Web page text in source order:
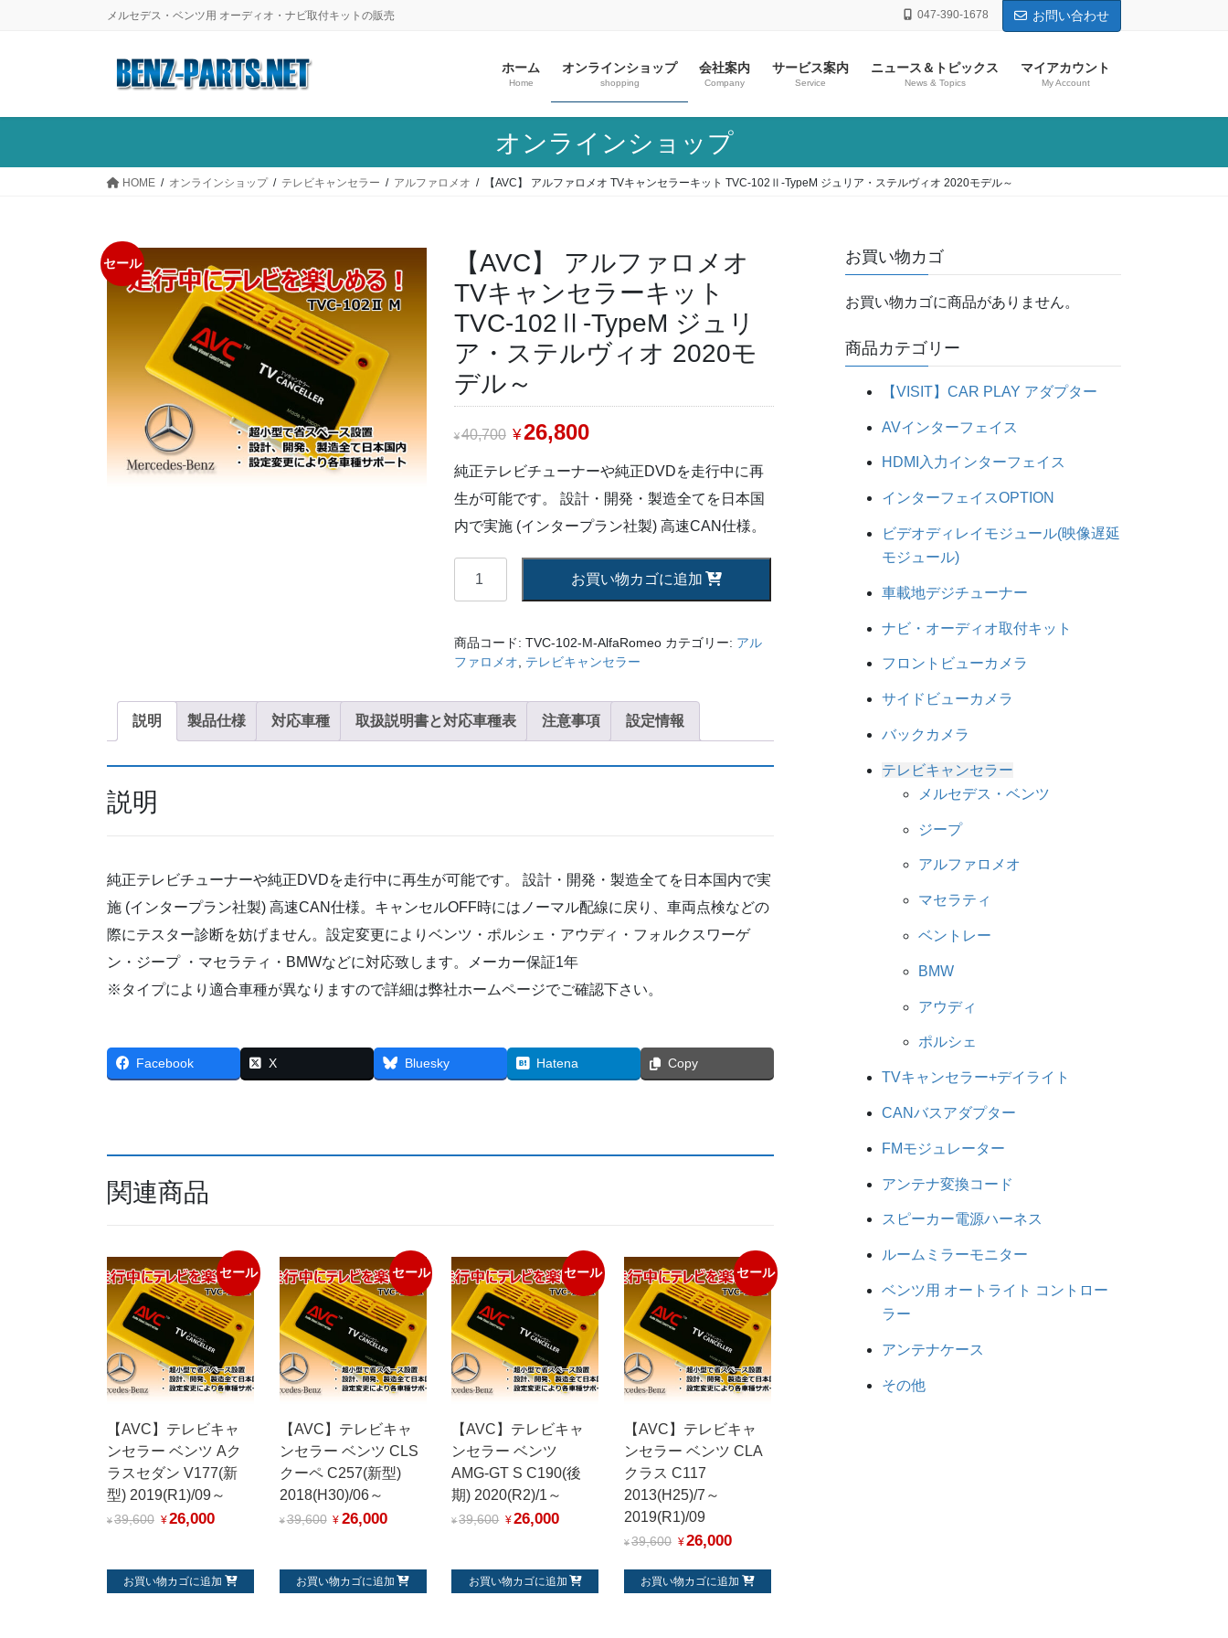
に
ョ
メルセデス・ベンツ用 オーディオ・ナビ取付キットの販売 047-390-1678 お問い合わせ
ホーム
Home
オンラインショップ
shopping
会社案内
Company
サービス案内
Service
ニュース＆トピックス
News & Topics
マイアカウント
My Account
オンラインショップ
HOME オンラインショップ テレビキャンセラー アルファロメオ 【AVC】 アルファロメオ TVキャンセラーキット TVC-102Ⅱ-TypeM ジュリア・ステルヴィオ 2020モデル～
セール
【AVC】 アルファロメオ
TVキャンセラーキット
TVC-102Ⅱ-TypeM ジュリ
ア・ステルヴィオ 2020モ
デル～
¥40,700 ¥26,800
純正テレビチューナーや純正DVDを走行中に再
生が可能です。 設計・開発・製造全てを日本国
内で実施 (インタープラン社製) 高速CAN仕様。
フ
ァ
メ
オ
TV
キ
ー
ト
TVC-
102Ⅱ-
ュ
ル
モ
ル
～
個
お買い物カゴに追加
商品コード: TVC-102-M-AlfaRomeo カテゴリー: アル
ファロメオ
テレビキャンセラー
説明 製品仕様 対応車種 取扱説明書と対応車種表 注意事項 設定情報
説明
純正テレビチューナーや純正DVDを走行中に再生が可能です。 設計・開発・製造全てを日本国内で実
施 (インタープラン社製) 高速CAN仕様。キャンセルOFF時にはノーマル配線に戻り、車両点検などの
際にテスター診断を妨げません。設定変更によりベンツ・ポルシェ・アウディ・フォルクスワーゲ
ン・ジープ ・マセラティ・BMWなどに対応致します。メーカー保証1年
※タイプにより適合車種が異なりますので詳細は弊社ホームページでご確認下さい。
Facebook X Bluesky Hatena Copy
関連商品
セール
【AVC】テレビキャ
ンセラー ベンツ Aク
ラスセダン V177(新
型) 2019(R1)/09～
¥39,600 ¥26,000
お買い物カゴに追加
セール
【AVC】テレビキャ
ンセラー ベンツ CLS
クーペ C257(新型)
2018(H30)/06～
¥39,600 ¥ 26,000
お買い物カゴに追加
セール
【AVC】テレビキャ
ンセラー ベンツ
AMG-GT S C190(後
期) 2020(R2)/1～
¥39,600 ¥26,000
お買い物カゴに追加
セール
【AVC】テレビキャ
ンセラー ベンツ CLA
クラス C117
2013(H25)/7～
2019(R1)/09
¥39,600 ¥26,000
お買い物カゴに追加
お買い物カゴ
お買い物カゴに商品がありません。
商品カテゴリー
【VISIT】CAR PLAY アダプター
AVインターフェイス
HDMI入力インターフェイス
インターフェイスOPTION
ビデオディレイモジュール(映像遅延
モジュール)
車載地デジチューナー
ナビ・オーディオ取付キット
フロントビューカメラ
サイドビューカメラ
バックカメラ
テレビキャンセラー
メルセデス・ベンツ
ジープ
アルファロメオ
マセラティ
ベントレー
BMW
アウディ
ポルシェ
TVキャンセラー+デイライト
CANバスアダプター
FMモジュレーター
アンテナ変換コード
スピーカー電源ハーネス
ルームミラーモニター
ベンツ用 オートライト コントロー
ラー
アンテナケース
その他